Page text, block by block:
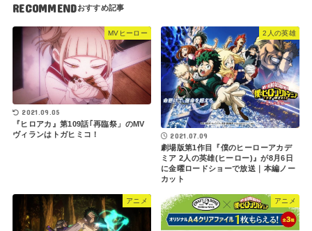
RECOMMEND
MVヒーロー
2021.09.05
『ヒロアカ』第109話｢再臨祭」のMV
ヴィランはトガヒミコ！
2人の英雄
2021.07.09
劇場版第1作目『僕のヒーローアカデ
ミア 2人の英雄(ヒーロー)』が8月6日
に金曜ロードショーで放送｜本編ノー
カット
アニメ アニメ